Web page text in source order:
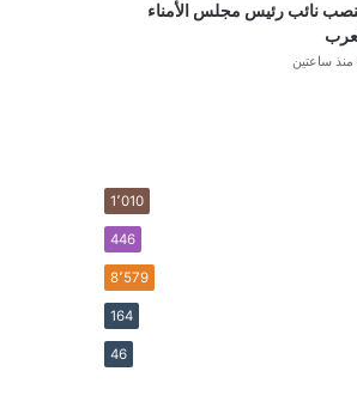
نائب رئيس مجلس الأمناء
منذ ساعتين
1٬010
446
8٬579
164
46